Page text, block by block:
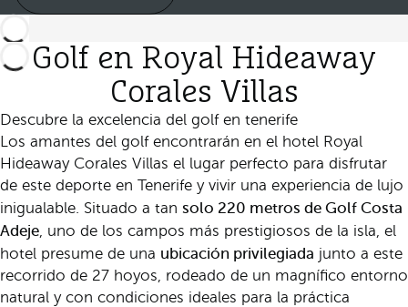
Golf en Royal Hideaway
Corales Villas
Descubre la excelencia del golf en tenerife
Los amantes del golf encontrarán en el hotel Royal
Hideaway Corales Villas el lugar perfecto para disfrutar
de este deporte en Tenerife y vivir una experiencia de lujo
inigualable. Situado a tan solo 220 metros de Golf Costa
Adeje , uno de los campos más prestigiosos de la isla, el
hotel presume de una ubicación privilegiada junto a este
recorrido de 27 hoyos, rodeado de un magnífico entorno
natural y con condiciones ideales para la práctica